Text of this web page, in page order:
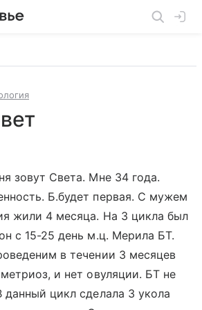
зовут Света. Мне 34 года.
Б.будет первая. С мужем
жили 4 месяца. На 3 цикла был
с 15-25 день м.ц. Мерила БТ.
в течении 3 месяцев
и нет овуляции. БТ не
цикл сделала 3 укола